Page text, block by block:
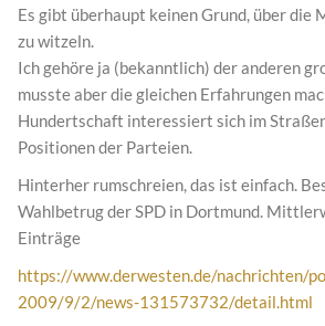
Es gibt überhaupt keinen Grund, über die
zu witzeln.
Ich gehöre ja (bekanntlich) der anderen
musste aber die gleichen Erfahrungen
Hundertschaft interessiert sich im
Positionen der Parteien.
Hinterher rumschreien, das ist einfach.
Wahlbetrug der SPD in Dortmund.
Einträge
https://www.derwesten.de/nachrichten/
2009/9/2/news-131573732/detail.html